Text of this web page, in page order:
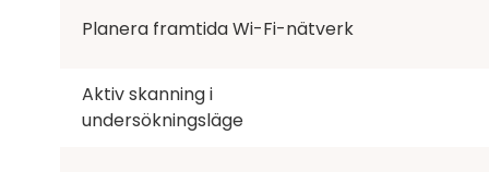
Planera framtida Wi-Fi-nätverk
Aktiv skanning i
undersökningsläge